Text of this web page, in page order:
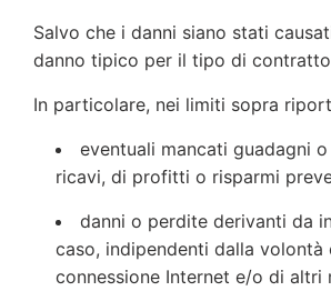
Salvo che i danni siano stati
danno tipico per il tipo di
In particolare, nei limiti sopra
eventuali mancati guadagni
ricavi, di profitti o risparmi
danni o perdite derivanti da
caso, indipendenti dalla
connessione Internet e/o di